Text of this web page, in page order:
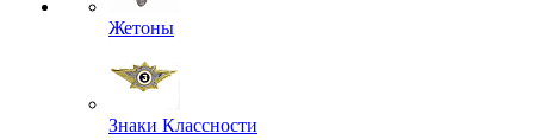
Жетоны
Знаки Классности